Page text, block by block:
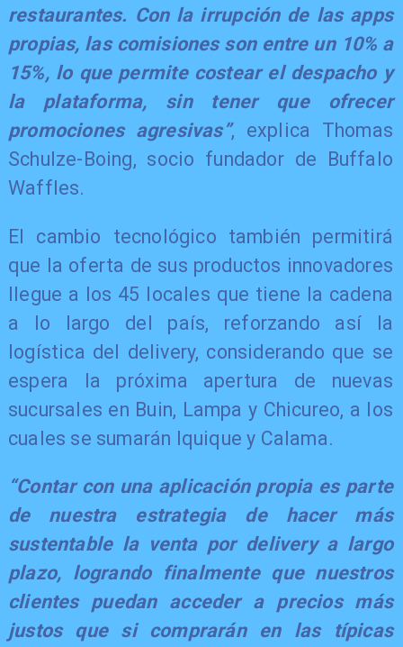
restaurantes. Con la irrupción de las apps
propias, las comisiones son entre un 10% a
15%, lo que permite costear el despacho y
la plataforma, sin tener que ofrecer
promociones agresivas”, explica Thomas
Schulze-Boing, socio fundador de Buffalo
Waffles.
El cambio tecnológico también permitirá
que la oferta de sus productos innovadores
llegue a los 45 locales que tiene la cadena
a lo largo del país, reforzando así la
logística del delivery, considerando que se
espera la próxima apertura de nuevas
sucursales en Buin, Lampa y Chicureo, a los
cuales se sumarán Iquique y Calama.
“Contar con una aplicación propia es parte
de nuestra estrategia de hacer más
sustentable la venta por delivery a largo
plazo, logrando finalmente que nuestros
clientes puedan acceder a precios más
justos que si comprarán en las típicas